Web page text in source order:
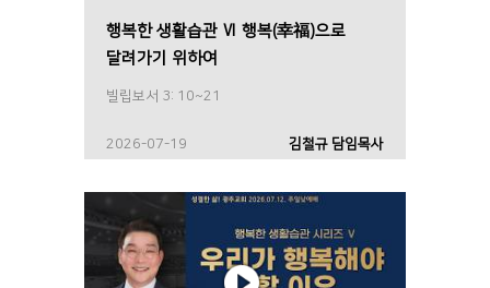
행복한 생활습관 Ⅵ 행복(幸福)으로
달려가기 위하여
빌립보서 3: 10~21
2026-07-19 김철규 담임목사